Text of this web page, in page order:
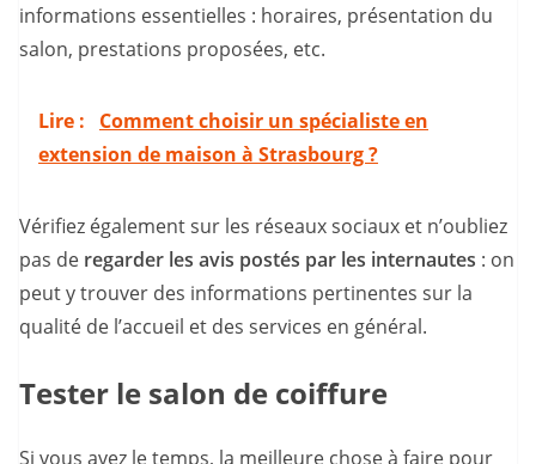
informations essentielles : horaires, présentation du
salon, prestations proposées, etc.
Lire :
Comment choisir un spécialiste en
extension de maison à Strasbourg ?
Vérifiez également sur les réseaux sociaux et n’oubliez
pas de regarder les avis postés par les internautes : on
peut y trouver des informations pertinentes sur la
qualité de l’accueil et des services en général.
Tester le salon de coiffure
Si vous avez le temps, la meilleure chose à faire pour